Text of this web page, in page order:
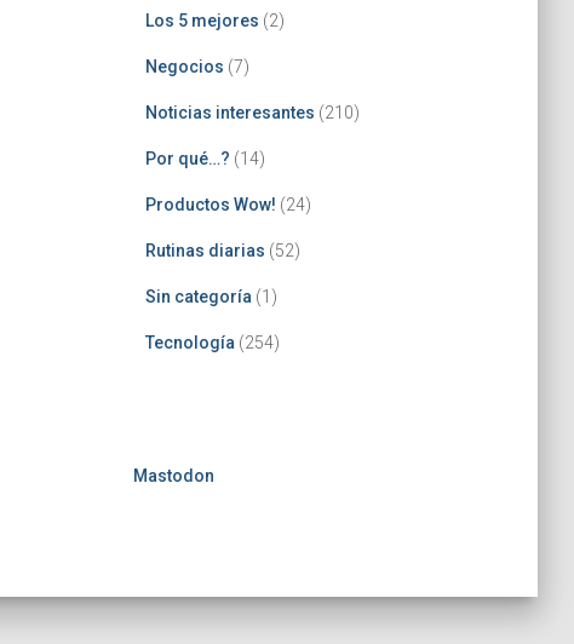
Los 5 mejores (2)
Negocios (7)
Noticias interesantes (210)
Por qué…? (14)
Productos Wow! (24)
Rutinas diarias (52)
Sin categoría (1)
Tecnología (254)
Mastodon